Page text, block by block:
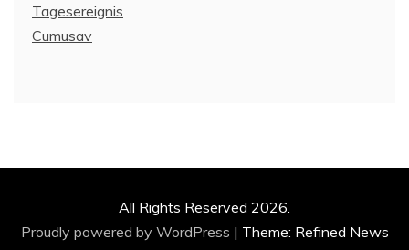
Tagesereignis
Cumusav
All Rights Reserved 2026.
Proudly powered by WordPress | Theme: Refined News